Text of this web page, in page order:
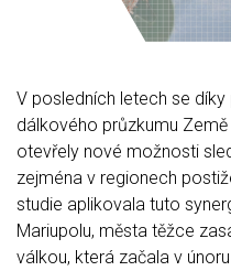
V posledních letech se
dálkového průzkumu
otevřely nové možnosti
zejména v regionech
studie aplikovala tuto
Mariupolu, města těžce
válkou, která začala v